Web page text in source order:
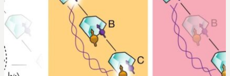
informatique après le World Wide Web et le mobile
(Crédit photo : Pexels / Pixabay)